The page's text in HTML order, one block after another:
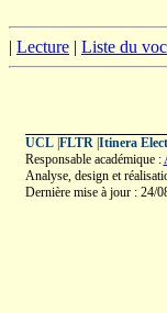
| Lecture | Liste du
UCL| FLTR| Itinera
Responsable académique :
Analyse, design et
Dernière mise à jour : 24/